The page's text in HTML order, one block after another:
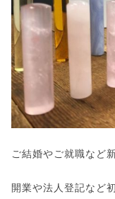
ご結婚やご就職など
開業や法人登記など